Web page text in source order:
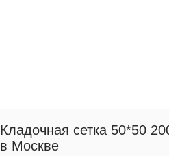
Кладочная сетка 50*50
в Москве